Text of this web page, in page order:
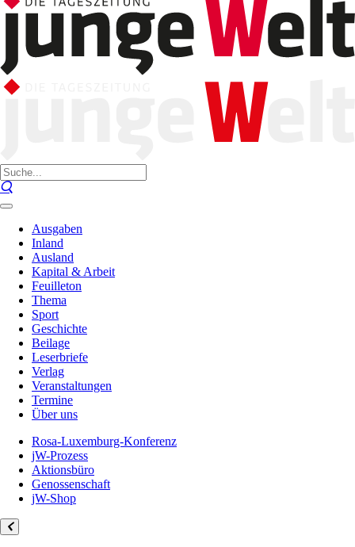
Ausgaben
Inland
Ausland
Kapital & Arbeit
Feuilleton
Thema
Sport
Geschichte
Beilage
Leserbriefe
Verlag
Veranstaltungen
Termine
Über uns
Rosa-Luxemburg-Konferenz
jW-Prozess
Aktionsbüro
Genossenschaft
jW-Shop